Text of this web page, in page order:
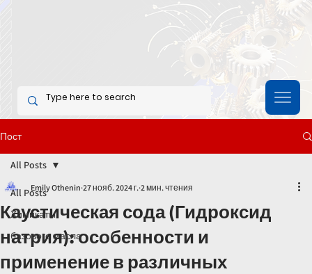
Пост
All Posts
Химикаты
базового масла
All Posts
Каустическая сода (Гидроксид
натрия): особенности и
применение в различных
Emily Othenin 27 нояб. 2024 г. 2 мин. чтения